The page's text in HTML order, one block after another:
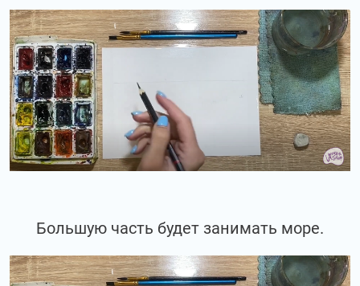
Большую часть будет занимать море.